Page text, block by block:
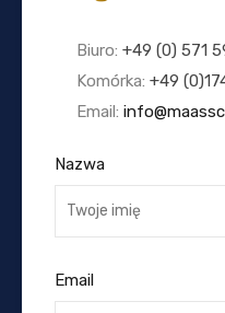
Biuro: +49 (0) 571
Komórka: +49
Email:
Nazwa
Email